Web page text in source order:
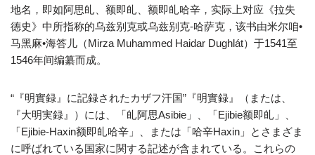
地名，即如阿思癿、额即癿、额即癿哈辛，实际上对应《拉失
德史》中所指称的乌兹别克或乌兹别克-哈萨克，该书由米尔咱•
马黑麻•海答儿（Mirza Muhammed Haidar Dughlát）于1541至
1546年间编纂而成。
“『明實録』に記録されたカザフ汗国”『明實録』（または、
『大明実録』）には、「癿阿思Asibie」、「Ejibie额即癿」、
「Ejibie-Haxin额即癿哈辛」、または「哈辛Haxin」とさまざま
に呼ばれている国家に関する記述が含まれている。これらの